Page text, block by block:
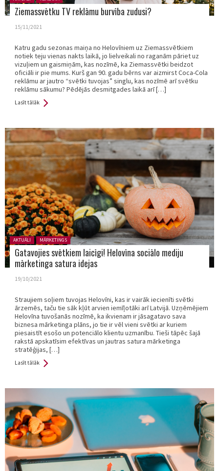
Ziemassvētku TV reklāmu burvība zudusi?
15/11/2021
Katru gadu sezonas maiņa no Helovīniem uz Ziemassvētkiem
notiek teju vienas nakts laikā, jo lielveikali no raganām pāriet uz
vizuļiem un gaismiņām, kas nozīmē, ka Ziemassvētki beidzot
oficiāli ir pie mums. Kurš gan 90. gadu bērns var aizmirst Coca-Cola
reklāmu ar jautro “svētki tuvojas” singlu, kas nozīmē arī svētku
reklāmu sākumu? Pēdējās desmitgades laikā arī […]
Lasīt tālāk
Posted in:
AKTUĀLI MĀRKETINGS
Gatavojies svētkiem laicīgi! Helovīna sociālo mediju
mārketinga satura idejas
19/10/2021
Straujiem soļiem tuvojas Helovīni, kas ir vairāk iecienīti svētki
ārzemēs, taču tie sāk kļūt arvien iemīļotāki arī Latvijā. Uzņēmējiem
Helovīna tuvošanās nozīmē, ka ikvienam ir jāsagatavo sava
biznesa mārketinga plāns, jo tie ir vēl vieni svētki ar kuriem
piesaistīt esošo un potenciālo klientu uzmanību. Tieši tāpēc šajā
rakstā apskatīsim efektīvas un jautras satura mārketinga
stratēģijas, […]
Lasīt tālāk